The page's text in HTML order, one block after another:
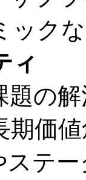
ック
ィ
題の
期価
ステ